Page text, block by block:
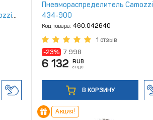
Пневмораспределитель Camozzi
434‑900
Код товара:460.042640
1 отзыв
-23% 7 998
6 132 RUB
с НДС
В КОРЗИНУ
Акция!